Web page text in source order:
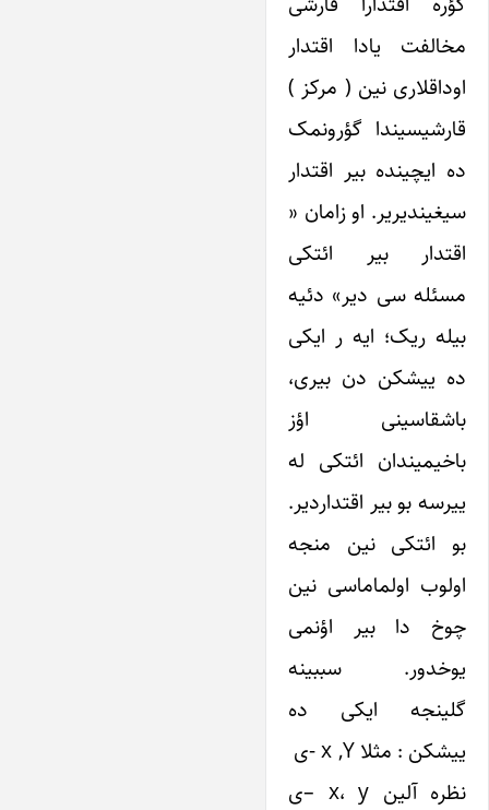
مخالفت یادا اقتدار
اوداقلاری نین ( مرکز )
قارشیسیندا گؤرونمک
ده ایچینده بیر اقتدار
سیغیندیریر. او زامان «
اقتدار بیر ائتکی
مسئله سی دیر» دئیه
بیله ریک؛ ایه ر ایکی
ده ییشکن دن بیری،
باشقاسینی اؤز
باخیمیندان ائتکی له
ییرسه بو بیر اقتداردیر.
بو ائتکی نین منجه
اولوب اولماماسی نین
چوخ دا بیر اؤنمی
یوخدور. سببینه
گلینجه ایکی ده
ییشکن : مثلا x ,Y -ی
نظره آلین x، y –ی